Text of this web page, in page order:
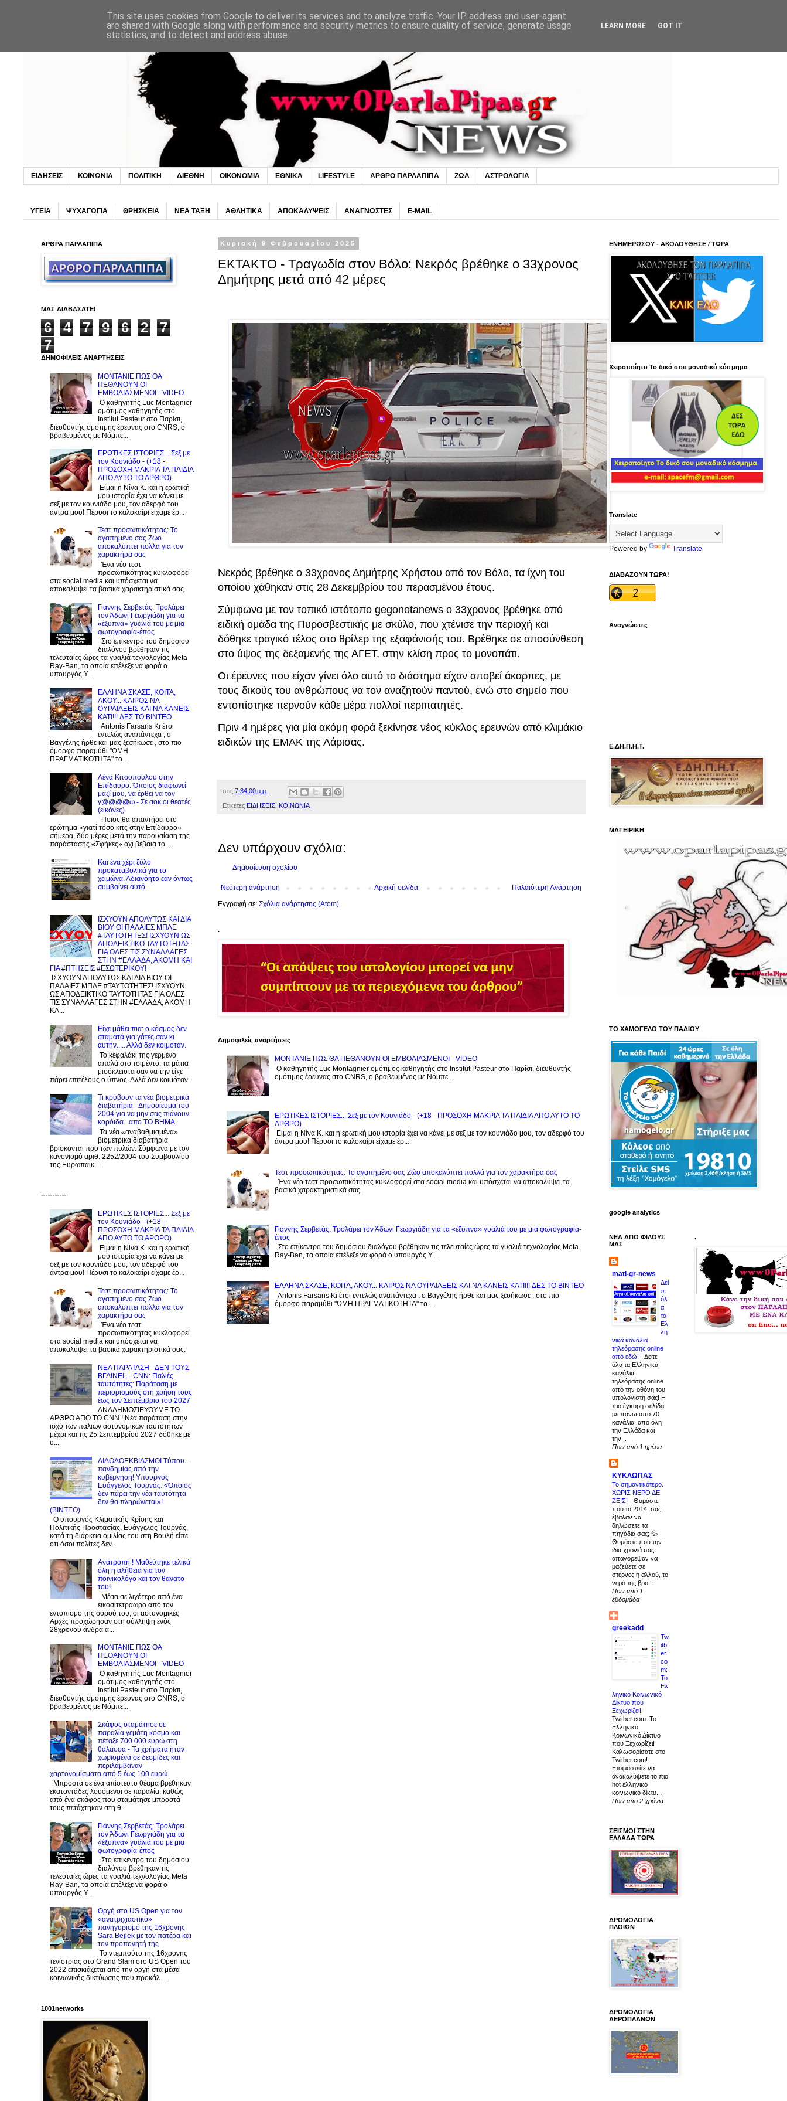
ΕΙΔΗΣΕΙΣ ΚΟΙΝΩΝΙΑ ΠΟΛΙΤΙΚΗ ΔΙΕΘΝΗ ΟΙΚΟΝΟΜΙΑ ΕΘΝΙΚΑ LIFESTYLE ΑΡΘΡΟ ΠΑΡΛΑΠΙΠΑ ΖΩΑ ΑΣΤΡΟΛΟΓΙΑ
ΥΓΕΙΑ ΨΥΧΑΓΩΓΙΑ ΘΡΗΣΚΕΙΑ ΝΕΑ ΤΑΞΗ ΑΘΛΗΤΙΚΑ ΑΠΟΚΑΛΥΨΕΙΣ ΑΝΑΓΝΩΣΤΕΣ E-MAIL
Κυριακή 9 Φεβρουαρίου 2025
EKTAKTO - Τραγωδία στον Βόλο: Νεκρός βρέθηκε ο 33χρονος
Δημήτρης μετά από 42 μέρες
Νεκρός βρέθηκε ο 33χρονος Δημήτρης Χρήστου από τον Βόλο, τα ίχνη του
οποίου χάθηκαν στις 28 Δεκεμβρίου του περασμένου έτους.
Σύμφωνα με τον τοπικό ιστότοπο gegonotanews ο 33χρονος βρέθηκε από
ειδική ομάδα της Πυροσβεστικής με σκύλο, που χτένισε την περιοχή και
δόθηκε τραγικό τέλος στο θρίλερ της εξαφάνισής του. Βρέθηκε σε αποσύνθεση
στο ύψος της δεξαμενής της ΑΓΕΤ, στην κλίση προς το μονοπάτι.
Οι έρευνες που είχαν γίνει όλο αυτό το διάστημα είχαν αποβεί άκαρπες, με
τους δικούς του ανθρώπους να τον αναζητούν παντού, ενώ στο σημείο που
εντοπίστηκε περνούν κάθε μέρα πολλοί περιπατητές.
Πριν 4 ημέρες για μία ακόμη φορά ξεκίνησε νέος κύκλος ερευνών από κλιμάκιο
ειδικών της ΕΜΑΚ της Λάρισας.
στις 7:34:00 μ.μ.
Ετικέτες ΕΙΔΗΣΕΙΣ ΚΟΙΝΩΝΙΑ
Δεν υπάρχουν σχόλια:
Δημοσίευση σχολίου
Νεότερη ανάρτηση Παλαιότερη Ανάρτηση
Αρχική σελίδα
Εγγραφή σε: Σχόλια ανάρτησης (Atom)
.
Δημοφιλείς αναρτήσεις
ΜΟΝΤΑΝΙΕ ΠΩΣ ΘΑ ΠΕΘΑΝΟΥΝ ΟΙ ΕΜΒΟΛΙΑΣΜΕΝΟΙ - VIDEO
Ο καθηγητής Luc Montagnier ομότιμος καθηγητής στο Institut Pasteur στο Παρίσι, διευθυντής
ομότιμης έρευνας στο CNRS, o βραβευμένος με Νόμπε...
ΕΡΩΤΙΚΕΣ ΙΣΤΟΡΙΕΣ... Σεξ με τον Kουνιάδο - (+18 - ΠΡΟΣΟΧΗ ΜΑΚΡΙΑ ΤΑ ΠΑΙΔΙΑ ΑΠΟ ΑΥΤΟ ΤΟ
ΑΡΘΡΟ)
Είμαι η Νίνα Κ. και η ερωτική μου ιστορία έχει να κάνει με σεξ με τον κουνιάδο μου, τον αδερφό του
άντρα μου! Πέρυσι το καλοκαίρι είχαμε έρ...
Τεστ προσωπικότητας: Το αγαπημένο σας Zώο αποκαλύπτει πολλά για τον χαρακτήρα σας
Ένα νέο τεστ προσωπικότητας κυκλοφορεί στα social media και υπόσχεται να αποκαλύψει τα
βασικά χαρακτηριστικά σας.
Γιάννης Σερβετάς: Τρολάρει τον Άδωνι Γεωργιάδη για τα «έξυπνα» γυαλιά του με μια φωτογραφία-
έπος
Στο επίκεντρο του δημόσιου διαλόγου βρέθηκαν τις τελευταίες ώρες τα γυαλιά τεχνολογίας Meta
Ray-Ban, τα οποία επέλεξε να φορά ο υπουργός Υ...
EΛΛΗΝΑ ΣΚΑΣΕ, ΚΟΙΤΑ, ΑΚΟΥ... ΚΑΙΡΟΣ ΝΑ ΟΥΡΛIAΞΕΙΣ ΚΑΙ ΝΑ ΚΑΝΕΙΣ KATI!!! ΔΕΣ TO BINTEO
Antonis Farsaris Κι έτσι εντελώς αναπάντεχα , ο Βαγγέλης ήρθε και μας ξεσήκωσε , στο πιο
όμορφο παραμύθι "ΩΜΗ ΠΡΑΓΜΑΤΙΚΟΤΗΤΑ" το...
ΑΡΘΡΑ ΠΑΡΛΑΠΙΠΑ
ΜΑΣ ΔΙΑΒΑΣΑΤΕ!
6 4 7 9 6 2
7
7
ΔΗΜΟΦΙΛΕΙΣ ΑΝΑΡΤΗΣΕΙΣ
ΜΟΝΤΑΝΙΕ ΠΩΣ ΘΑ
ΠΕΘΑΝΟΥΝ ΟΙ
ΕΜΒΟΛΙΑΣΜΕΝΟΙ - VIDEO
Ο καθηγητής Luc Montagnier
ομότιμος καθηγητής στο
Institut Pasteur στο Παρίσι,
διευθυντής ομότιμης έρευνας στο CNRS, o
βραβευμένος με Νόμπε...
ΕΡΩΤΙΚΕΣ ΙΣΤΟΡΙΕΣ... Σεξ με
τον Kουνιάδο - (+18 -
ΠΡΟΣΟΧΗ ΜΑΚΡΙΑ ΤΑ ΠΑΙΔΙΑ
ΑΠΟ ΑΥΤΟ ΤΟ ΑΡΘΡΟ)
Είμαι η Νίνα Κ. και η ερωτική
μου ιστορία έχει να κάνει με
σεξ με τον κουνιάδο μου, τον αδερφό του
άντρα μου! Πέρυσι το καλοκαίρι είχαμε έρ...
Τεστ προσωπικότητας: Το
αγαπημένο σας Zώο
αποκαλύπτει πολλά για τον
χαρακτήρα σας
Ένα νέο τεστ
προσωπικότητας κυκλοφορεί
στα social media και υπόσχεται να
αποκαλύψει τα βασικά χαρακτηριστικά σας.
Γιάννης Σερβετάς: Τρολάρει
τον Άδωνι Γεωργιάδη για τα
«έξυπνα» γυαλιά του με μια
φωτογραφία-έπος
Στο επίκεντρο του δημόσιου
διαλόγου βρέθηκαν τις
τελευταίες ώρες τα γυαλιά τεχνολογίας Meta
Ray-Ban, τα οποία επέλεξε να φορά ο
υπουργός Υ...
EΛΛΗΝΑ ΣΚΑΣΕ, ΚΟΙΤΑ,
ΑΚΟΥ... ΚΑΙΡΟΣ ΝΑ
ΟΥΡΛIAΞΕΙΣ ΚΑΙ ΝΑ ΚΑΝΕΙΣ
KATI!!! ΔΕΣ TO BINTEO
Antonis Farsaris Κι έτσι
εντελώς αναπάντεχα , ο
Βαγγέλης ήρθε και μας ξεσήκωσε , στο πιο
όμορφο παραμύθι "ΩΜΗ
ΠΡΑΓΜΑΤΙΚΟΤΗΤΑ" το...
Λένα Κιτσοπούλου στην
Επίδαυρο: Όποιος διαφωνεί
μαζί μου, να έρθει να τον
γ@@@@ω - Σε σοκ οι θεατές
(εικόνες)
Ποιος θα απαντήσει στο
ερώτημα «γιατί τόσο κιτς στην Επίδαυρο»
σήμερα, δύο μέρες μετά την παρουσίαση της
παράστασης «Σφήκες» όχι βέβαια το...
Και ένα χέρι ξύλο
προκαταβολικά για το
χειμώνα. Αδιανόητο εαν όντως
συμβαίνει αυτό.
ΙΣΧΥΟΥΝ ΑΠΟΛΥΤΩΣ ΚΑΙ ΔΙΑ
ΒΙΟΥ ΟΙ ΠΑΛΑΙΕΣ ΜΠΛΕ
#ΤΑΥΤΟΤΗΤΕΣ! ΙΣΧΥΟΥΝ ΩΣ
ΑΠΟΔΕΙΚΤΙΚΟ ΤΑΥΤΟΤΗΤΑΣ
ΓΙΑ ΟΛΕΣ ΤΙΣ ΣΥΝΑΛΛΑΓΕΣ
ΣΤΗΝ #ΕΛΛΑΔΑ, ΑΚΟΜΗ ΚΑΙ
ΓΙΑ #ΠΤΗΣΕΙΣ #ΕΣΩΤΕΡΙΚΟΥ!
ΙΣΧΥΟΥΝ ΑΠΟΛΥΤΩΣ ΚΑΙ ΔΙΑ ΒΙΟΥ ΟΙ
ΠΑΛΑΙΕΣ ΜΠΛΕ #ΤΑΥΤΟΤΗΤΕΣ! ΙΣΧΥΟΥΝ
ΩΣ ΑΠΟΔΕΙΚΤΙΚΟ ΤΑΥΤΟΤΗΤΑΣ ΓΙΑ ΟΛΕΣ
ΤΙΣ ΣΥΝΑΛΛΑΓΕΣ ΣΤΗΝ #ΕΛΛΑΔΑ, ΑΚΟΜΗ
ΚΑ...
Είχε μάθει πια: ο κόσμος δεν
σταματά για γάτες σαν κι
αυτήν..... Αλλά δεν κοιμόταν.
Το κεφαλάκι της γερμένο
απαλά στο τσιμέντο, τα μάτια
μισόκλειστα σαν να την είχε
πάρει επιτέλους ο ύπνος. Αλλά δεν κοιμόταν.
Τι κρύβουν τα νέα βιομετρικά
διαβατήρια - Δημοσίευμα του
2004 για να μην σας πιάνουν
κορόιδα.. απο ΤΟ ΒΗΜΑ
Τα νέα «αναβαθμισμένα»
βιομετρικά διαβατήρια
βρίσκονται προ των πυλών. Σύμφωνα με τον
κανονισμό αριθ. 2252/2004 του Συμβουλίου
της Ευρωπαϊκ...
-----------
ΕΡΩΤΙΚΕΣ ΙΣΤΟΡΙΕΣ... Σεξ με
τον Kουνιάδο - (+18 -
ΠΡΟΣΟΧΗ ΜΑΚΡΙΑ ΤΑ ΠΑΙΔΙΑ
ΑΠΟ ΑΥΤΟ ΤΟ ΑΡΘΡΟ)
Είμαι η Νίνα Κ. και η ερωτική
μου ιστορία έχει να κάνει με
σεξ με τον κουνιάδο μου, τον αδερφό του
άντρα μου! Πέρυσι το καλοκαίρι είχαμε έρ...
Τεστ προσωπικότητας: Το
αγαπημένο σας Zώο
αποκαλύπτει πολλά για τον
χαρακτήρα σας
Ένα νέο τεστ
προσωπικότητας κυκλοφορεί
στα social media και υπόσχεται να
αποκαλύψει τα βασικά χαρακτηριστικά σας.
NEA ΠΑΡΑΤΑΣΗ - ΔΕΝ ΤΟΥΣ
ΒΓΑΙΝΕΙ.... CNN: Παλιές
ταυτότητες: Παράταση με
περιορισμούς στη χρήση τους
έως τον Σεπτέμβριο του 2027
ΑΝΑΔΗΜΟΣΙΕΥΟΥΜΕ ΤΟ
ΑΡΘΡΟ ΑΠΟ ΤΟ CNN ! Νέα παράταση στην
ισχύ των παλιών αστυνομικών ταυτοτήτων
μέχρι και τις 25 Σεπτεμβρίου 2027 δόθηκε με
υ...
ΔΙΑΟΛΟΕΚΒΙΑΣΜΟΙ Tύπου...
πανδημίας από την
κυβέρνηση! Υπουργός
Ευάγγελος Τουρνάς: «Όποιος
δεν πάρει την νέα ταυτότητα
δεν θα πληρώνεται»!
(BINTEO)
Ο υπουργός Κλιματικής Κρίσης και
Πολιτικής Προστασίας, Ευάγγελος Τουρνάς,
κατά τη διάρκεια ομιλίας του στη Βουλή είπε
ότι όσοι πολίτες δεν...
Ανατροπή ! Mαθεύτηκε τελικά
όλη η αλήθεια για τον
ποινικολόγο και τον θανατο
του!
Μέσα σε λιγότερο από ένα
εικοσιτετράωρο από τον
εντοπισμό της σορού του, οι αστυνομικές
Αρχές προχώρησαν στη σύλληψη ενός
28χρονου άνδρα α...
ΜΟΝΤΑΝΙΕ ΠΩΣ ΘΑ
ΠΕΘΑΝΟΥΝ ΟΙ
ΕΜΒΟΛΙΑΣΜΕΝΟΙ - VIDEO
Ο καθηγητής Luc Montagnier
ομότιμος καθηγητής στο
Institut Pasteur στο Παρίσι,
διευθυντής ομότιμης έρευνας στο CNRS, o
βραβευμένος με Νόμπε...
Σκάφος σταμάτησε σε
παραλία γεμάτη κόσμο και
πέταξε 700.000 ευρώ στη
θάλασσα - Τα χρήματα ήταν
χωρισμένα σε δεσμίδες και
περιλάμβαναν
χαρτονομίσματα από 5 έως 100 ευρώ
Μπροστά σε ένα απίστευτο θέαμα βρέθηκαν
εκατοντάδες λουόμενοι σε παραλία, καθώς
από ένα σκάφος που σταμάτησε μπροστά
τους πετάχτηκαν στη θ...
Γιάννης Σερβετάς: Τρολάρει
τον Άδωνι Γεωργιάδη για τα
«έξυπνα» γυαλιά του με μια
φωτογραφία-έπος
Στο επίκεντρο του δημόσιου
διαλόγου βρέθηκαν τις
τελευταίες ώρες τα γυαλιά τεχνολογίας Meta
Ray-Ban, τα οποία επέλεξε να φορά ο
υπουργός Υ...
Οργή στο US Open για τον
«ανατριχιαστικό»
πανηγυρισμό της 16χρονης
Sara Bejlek με τον πατέρα και
τον προπονητή της
Το ντεμπούτο της 16χρονης
τενίστριας στο Grand Slam στο US Open του
2022 επισκιάζεται από την οργή στα μέσα
κοινωνικής δικτύωσης που προκάλ...
1001networks
ΕΝΗΜΕΡΩΣΟΥ - ΑΚΟΛΟΥΘΗΣΕ / ΤΩΡΑ
Χειροποίητο Το δικό σου μοναδικό κόσμημα
Translate
Powered by Translate
ΔΙΑΒΑΖΟΥΝ ΤΩΡΑ!
Αναγνώστες
Ε.ΔΗ.Π.Η.Τ.
ΜΑΓΕΙΡΙΚΗ
ΤΟ ΧΑΜΟΓΕΛΟ ΤΟΥ ΠΑΔΙΟΥ
google analytics
ΝΕΑ ΑΠΟ ΦΙΛΟΥΣ
ΜΑΣ
mati-gr-news
Δεί
τε
όλ
α
τα
Ελ
λη
νικά κανάλια
τηλεόρασης online
από εδώ! -Δείτε
όλα τα Ελληνικά
κανάλια
τηλεόρασης online
από την οθόνη του
υπολογιστή σας! Η
πιο έγκυρη σελίδα
με πάνω από 70
κανάλια, από όλη
την Ελλάδα και
την...
Πριν από 1 ημέρα
ΚΥΚΛΩΠΑΣ
Το σημαντικότερο.
ΧΩΡΙΣ ΝΕΡΟ ΔΕ
ΖΕΙΣ! - Θυμάστε
που το 2014, σας
έβαλαν να
δηλώσετε τα
πηγάδια σας; 💦
Θυμάστε που την
ίδια χρονιά σας
απαγόρεψαν να
μαζεύετε σε
στέρνες ή αλλού, το
νερό της βρο...
Πριν από 1
εβδομάδα
greekadd
Tw
itb
er.
co
m:
Το
Ελ
ληνικό Κοινωνικό
Δίκτυο που
Ξεχωρίζει! -
Twitber.com: Το
Ελληνικό
Κοινωνικό Δίκτυο
που Ξεχωρίζει!
Καλωσορίσατε στο
Twitber.com!
Ετοιμαστείτε να
ανακαλύψετε το πιο
hot ελληνικό
κοινωνικό δίκτυ...
Πριν από 2 χρόνια
ΣΕΙΣΜΟΙ ΣΤΗΝ
ΕΛΛΑΔΑ ΤΩΡΑ
ΔΡΟΜΟΛΟΓΙΑ
ΠΛΟΙΩΝ
ΔΡΟΜΟΛΟΓΙΑ
ΑΕΡΟΠΛΑΝΩΝ
.
This site uses cookies from Google to deliver its services and to analyze traffic. Your IP address and user-agent
are shared with Google along with performance and security metrics to ensure quality of service, generate usage
statistics, and to detect and address abuse.
LEARN MORE GOT IT